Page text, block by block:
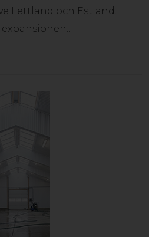
Lettland och Estland.
expansionen…